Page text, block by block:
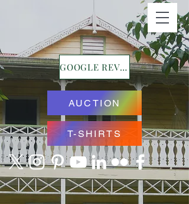
GOOGLE REVIEWS
AUCTION
T-SHIRTS